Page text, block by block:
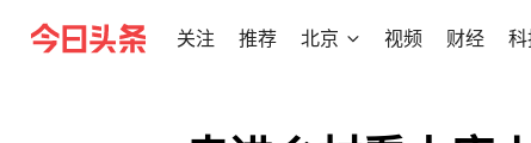
关注 推荐 北京 视频 财经